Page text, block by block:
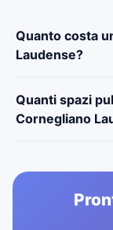
Quanto costa
Laudense?
Quanti spazi
Cornegliano